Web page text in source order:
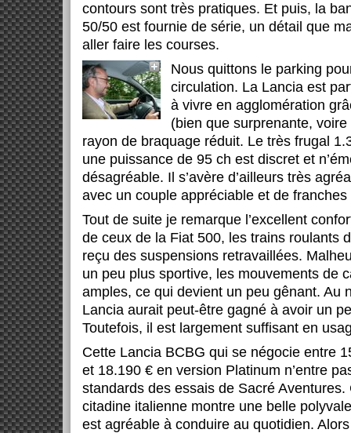
contours sont très pratiques. Et puis, la
50/50 est fournie de série, un détail que
aller faire les courses.
Nous quittons le parking
circulation. La Lancia est
à vivre en agglomération
(bien que surprenante,
rayon de braquage réduit. Le très frugal
une puissance de 95 ch est discret et
désagréable. Il s’avère d’ailleurs très
avec un couple appréciable et de
Tout de suite je remarque l’excellent
de ceux de la Fiat 500, les trains roulants
reçu des suspensions retravaillées.
un peu plus sportive, les mouvements de
amples, ce qui devient un peu gênant. Au
Lancia aurait peut-être gagné à avoir un
Toutefois, il est largement suffisant en
Cette Lancia BCBG qui se négocie entre
et 18.190 € en version Platinum n’entre
standards des essais de Sacré
citadine italienne montre une belle
est agréable à conduire au quotidien.